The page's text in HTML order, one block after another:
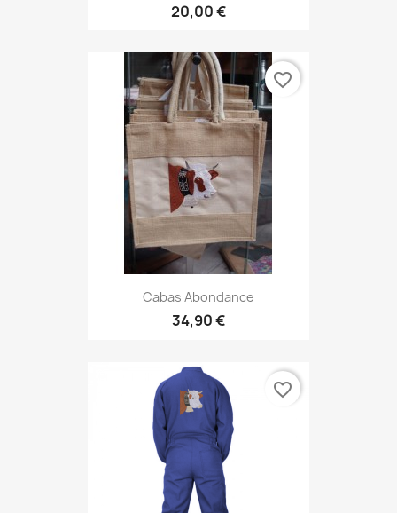
20,00 €
Cabas Abondance
34,90 €
favorite_border
favorite_border